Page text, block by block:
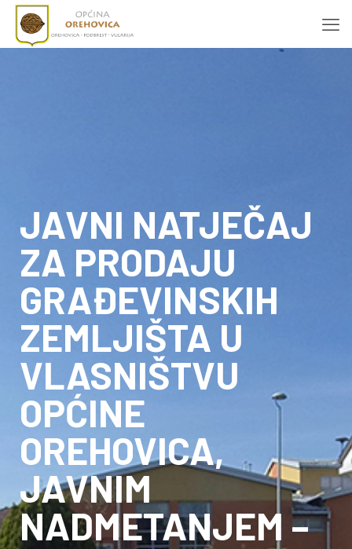
JAVNI NATJEČAJ
ZA PRODAJU
GRAĐEVINSKIH
ZEMLJIŠTA U
VLASNIŠTVU
OPĆINE
OREHOVICA,
JAVNIM
NADMETANJEM –